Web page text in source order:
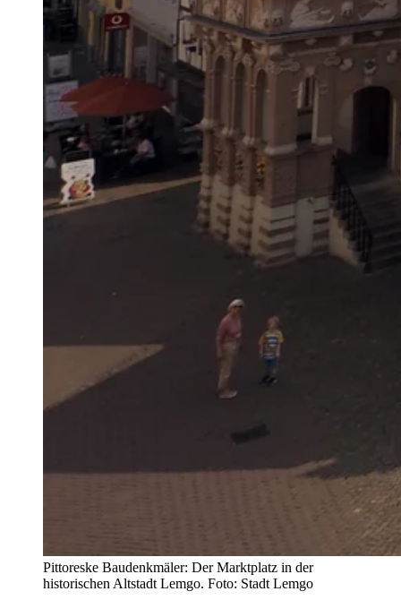
Pittoreske Baudenkmäler: Der Marktplatz in der
historischen Altstadt Lemgo. Foto: Stadt Lemgo